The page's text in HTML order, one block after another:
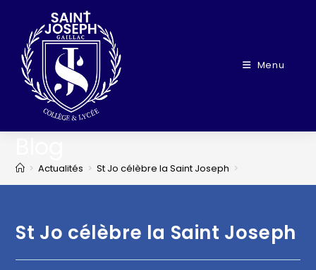
Menu
> Actualités > St Jo célèbre la Saint Joseph >
St Jo célèbre la Saint Joseph